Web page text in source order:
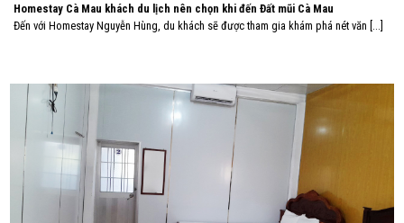
Homestay Cà Mau khách du lịch nên chọn khi đến Đất mũi Cà Mau
Đến với Homestay Nguyễn Hùng, du khách sẽ được tham gia khám phá nét văn [...]